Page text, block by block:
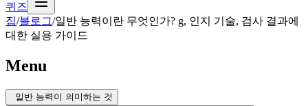
퀴즈
집/블로그/일반 능력이란 무엇인가? g, 인지 기술, 검사 결과에
대한 실용 가이드
Menu
일반 능력이 의미하는 것